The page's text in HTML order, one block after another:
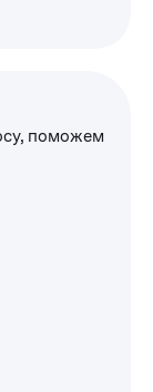
поможем